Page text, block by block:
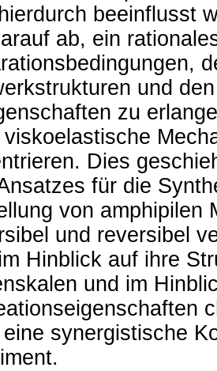
beeinflusst
ab, ein
und
zu
viskoelastische
Dies
für die
von amphipilen
und reversibel
Hinblick auf ihre
und im
synergistische